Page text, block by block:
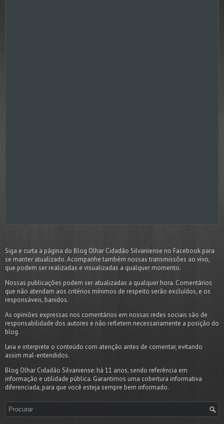
Siga e curta a página do Blog Olhar Cidadão Silvaniense no Facebook para
se manter atualizado. Acompanhe também nossas transmissões ao vivo,
que podem ser realizadas e visualizadas a qualquer momento.
Nossas publicações podem ser atualizadas a qualquer hora. Comentários
que não atendam aos critérios mínimos de respeito serão excluídos, e os
responsáveis, banidos.
As opiniões expressas nos comentários em nossas redes sociais são de
responsabilidade dos autores e não refletem necessariamente a posição do
blog.
Leia e interprete o conteúdo com atenção antes de comentar, evitando
assim mal-entendidos.
Blog Olhar Cidadão Silvaniense: há 11 anos, sendo referência em
informação e utilidade pública. Garantimos uma cobertura informativa
diferenciada, para que você esteja sempre bem informado.